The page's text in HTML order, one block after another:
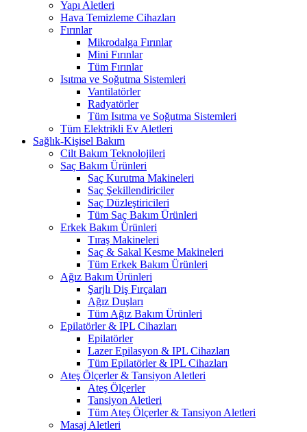
Yapı Aletleri
Hava Temizleme Cihazları
Fırınlar
Mikrodalga Fırınlar
Mini Fırınlar
Tüm Fırınlar
Isıtma ve Soğutma Sistemleri
Vantilatörler
Radyatörler
Tüm Isıtma ve Soğutma Sistemleri
Tüm Elektrikli Ev Aletleri
Sağlık-Kişisel Bakım
Cilt Bakım Teknolojileri
Saç Bakım Ürünleri
Saç Kurutma Makineleri
Saç Şekillendiriciler
Saç Düzleştiricileri
Tüm Saç Bakım Ürünleri
Erkek Bakım Ürünleri
Tıraş Makineleri
Saç & Sakal Kesme Makineleri
Tüm Erkek Bakım Ürünleri
Ağız Bakım Ürünleri
Şarjlı Diş Fırçaları
Ağız Duşları
Tüm Ağız Bakım Ürünleri
Epilatörler & IPL Cihazları
Epilatörler
Lazer Epilasyon & IPL Cihazları
Tüm Epilatörler & IPL Cihazları
Ateş Ölçerler & Tansiyon Aletleri
Ateş Ölçerler
Tansiyon Aletleri
Tüm Ateş Ölçerler & Tansiyon Aletleri
Masaj Aletleri